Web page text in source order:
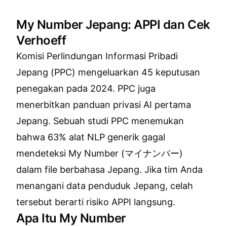
My Number Jepang: APPI dan Cek
Verhoeff
Komisi Perlindungan Informasi Pribadi
Jepang (PPC) mengeluarkan 45 keputusan
penegakan pada 2024. PPC juga
menerbitkan panduan privasi AI pertama
Jepang. Sebuah studi PPC menemukan
bahwa 63% alat NLP generik gagal
mendeteksi My Number (マイナンバー)
dalam file berbahasa Jepang. Jika tim Anda
menangani data penduduk Jepang, celah
tersebut berarti risiko APPI langsung.
Apa Itu My Number